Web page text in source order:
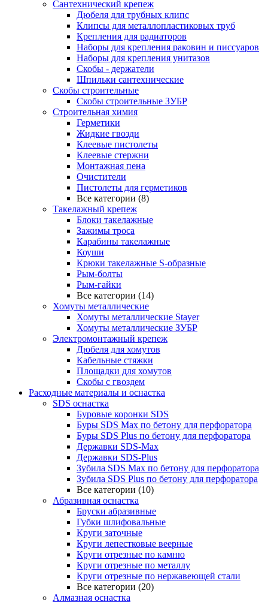
Сантехнический крепеж
Дюбеля для трубных клипс
Клипсы для металлопластиковых труб
Крепления для радиаторов
Наборы для крепления раковин и писсуаров
Наборы для крепления унитазов
Скобы - держатели
Шпильки сантехнические
Скобы строительные
Скобы строительные ЗУБР
Строительная химия
Герметики
Жидкие гвозди
Клеевые пистолеты
Клеевые стержни
Монтажная пена
Очистители
Пистолеты для герметиков
Все категории (8)
Такелажный крепеж
Блоки такелажные
Зажимы троса
Карабины такелажные
Коуши
Крюки такелажные S-образные
Рым-болты
Рым-гайки
Все категории (14)
Хомуты металлические
Хомуты металлические Stayer
Хомуты металлические ЗУБР
Электромонтажный крепеж
Дюбеля для хомутов
Кабельные стяжки
Площадки для хомутов
Скобы с гвоздем
Расходные материалы и оснастка
SDS оснастка
Буровые коронки SDS
Буры SDS Max по бетону для перфоратора
Буры SDS Plus по бетону для перфоратора
Державки SDS-Max
Державки SDS-Plus
Зубила SDS Mах по бетону для перфоратора
Зубила SDS Plus по бетону для перфоратора
Все категории (10)
Абразивная оснастка
Бруски абразивные
Губки шлифовальные
Круги заточные
Круги лепестковые веерные
Круги отрезные по камню
Круги отрезные по металлу
Круги отрезные по нержавеющей стали
Все категории (20)
Алмазная оснастка